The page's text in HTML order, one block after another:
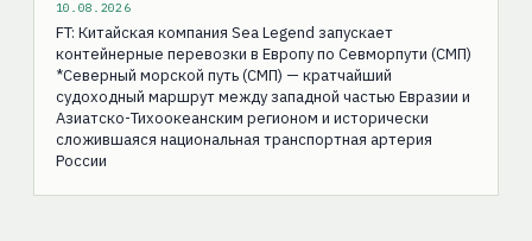
10.08.2026
FT: Китайская компания Sea Legend запускает
контейнерные перевозки в Европу по Севморпути (СМП)
*Северный морской путь (СМП) — кратчайший
судоходный маршрут между западной частью Евразии и
Азиатско-Тихоокеанским регионом и исторически
сложившаяся национальная транспортная артерия
России